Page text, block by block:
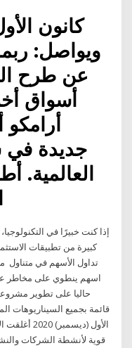
ويواصل: ربما
عن طرح
أسواق
جديدة في
العالمية.
إذا كنت خبيرًا في
كبيرة من تطبيقات
اسهم ينطوي على مخاطر
حاليا على تطوير
الأول